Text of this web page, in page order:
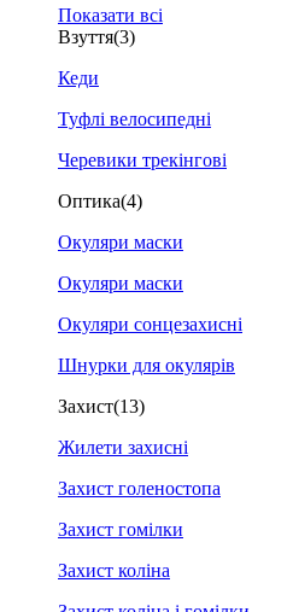
Показати всі
Взуття(3)
Кеди
Туфлі велосипедні
Черевики трекінгові
Оптика(4)
Окуляри маски
Окуляри маски
Окуляри сонцезахисні
Шнурки для окулярів
Захист(13)
Жилети захисні
Захист голеностопа
Захист гомілки
Захист коліна